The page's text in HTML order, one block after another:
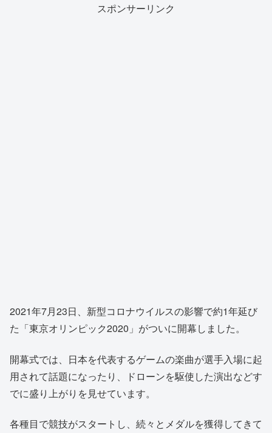
スポンサーリンク
2021年7月23日、新型コロナウイルスの影響で約1年延び
た「東京オリンピック2020」がついに開幕しました。
開幕式では、日本を代表するゲームの楽曲が選手入場に起
用されて話題になったり、ドローンを駆使した演出などす
でに盛り上がりを見せています。
各種目で競技がスタートし、続々とメダルを獲得してきて